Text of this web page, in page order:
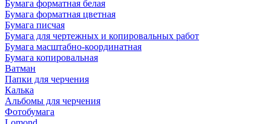
Бумага форматная белая
Бумага форматная цветная
Бумага писчая
Бумага для чертежных и копировальных работ
Бумага масштабно-координатная
Бумага копировальная
Ватман
Папки для черчения
Калька
Альбомы для черчения
Фотобумага